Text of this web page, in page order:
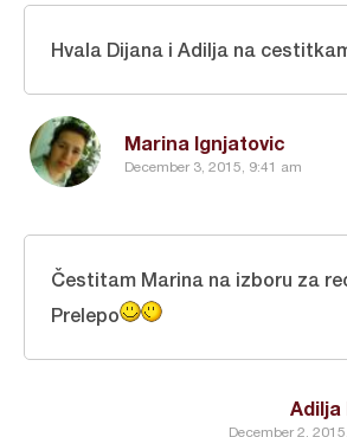
Marina Ignjatovic
December 3, 2015, 9:41 am
Hvala Dijana i Adilja na
Adilja
December 2,
Čestitam Marina na izboru za
Prelepo